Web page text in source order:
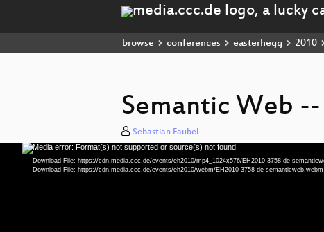
browse conferences easterhegg 2010
Semantic Web
Sebastian Faubel
Video
Player
Media error: Format(s) not supported or source(s) not found
Download File: https://cdn.media.ccc.de/events/eh2010/mp4_1024x576/EH2010-3758-de-
Download File: https://cdn.media.ccc.de/events/eh2010/webm/EH2010-3758-de-semanticweb.webm